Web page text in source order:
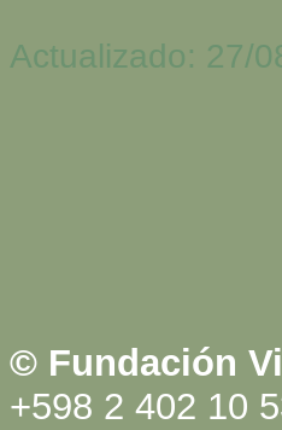
Actualizado: 27/
© Fundación
+598 2 402 10